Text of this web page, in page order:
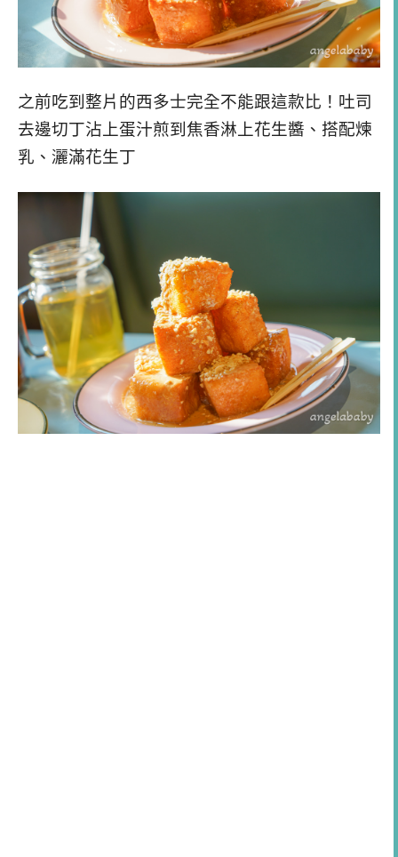
之前吃到整片的西多士完全不能跟這款比！吐司
去邊切丁沾上蛋汁煎到焦香淋上花生醬、搭配煉
乳、灑滿花生丁